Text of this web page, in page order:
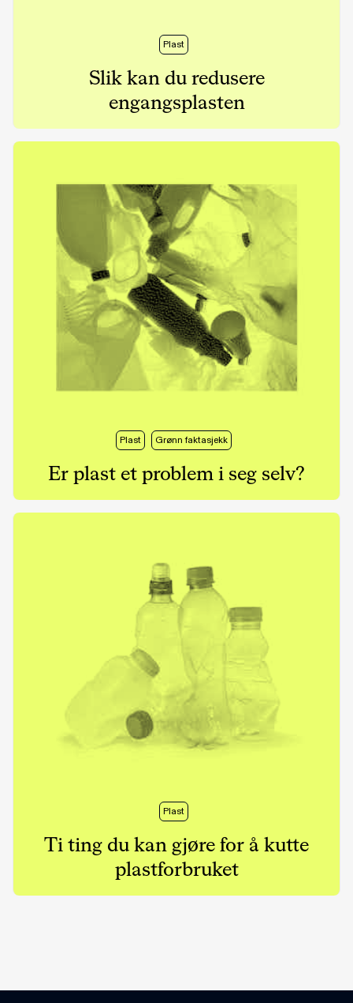
Plast
Slik kan du redusere
engangsplasten
Plast Grønn faktasjekk
Er plast et problem i seg selv?
Plast
Ti ting du kan gjøre for å kutte
plastforbruket